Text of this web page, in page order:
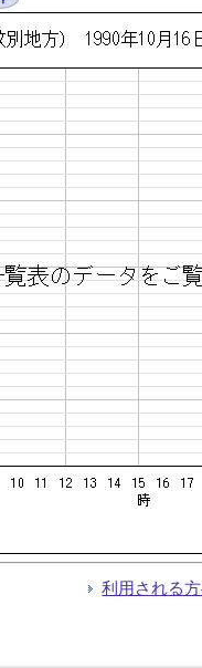
利用される